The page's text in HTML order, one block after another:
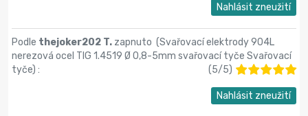
Nahlásit zneužití
Podle thejoker202 T. zapnuto (Svařovací elektrody 904L
nerezová ocel TIG 1.4519 Ø 0,8-5mm svařovací tyče Svařovací
tyče) : (5/5)
Nahlásit zneužití